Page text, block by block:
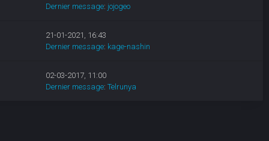
Dernier message: jojogeo
21-01-2021, 16:43
Dernier message: kage-nashin
02-03-2017, 11:00
Dernier message: Telrunya